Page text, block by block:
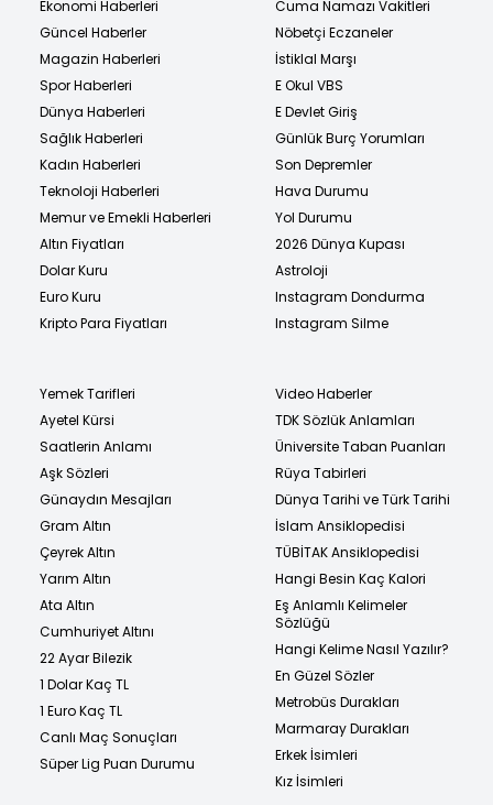
Ekonomi Haberleri
Güncel Haberler
Magazin Haberleri
Spor Haberleri
Dünya Haberleri
Sağlık Haberleri
Kadın Haberleri
Teknoloji Haberleri
Memur ve Emekli Haberleri
Altın Fiyatları
Dolar Kuru
Euro Kuru
Kripto Para Fiyatları
Cuma Namazı Vakitleri
Nöbetçi Eczaneler
İstiklal Marşı
E Okul VBS
E Devlet Giriş
Günlük Burç Yorumları
Son Depremler
Hava Durumu
Yol Durumu
2026 Dünya Kupası
Astroloji
Instagram Dondurma
Instagram Silme
Yemek Tarifleri
Ayetel Kürsi
Saatlerin Anlamı
Aşk Sözleri
Günaydın Mesajları
Gram Altın
Çeyrek Altın
Yarım Altın
Ata Altın
Cumhuriyet Altını
22 Ayar Bilezik
1 Dolar Kaç TL
1 Euro Kaç TL
Canlı Maç Sonuçları
Süper Lig Puan Durumu
Video Haberler
TDK Sözlük Anlamları
Üniversite Taban Puanları
Rüya Tabirleri
Dünya Tarihi ve Türk Tarihi
İslam Ansiklopedisi
TÜBİTAK Ansiklopedisi
Hangi Besin Kaç Kalori
Eş Anlamlı Kelimeler
Sözlüğü
Hangi Kelime Nasıl Yazılır?
En Güzel Sözler
Metrobüs Durakları
Marmaray Durakları
Erkek İsimleri
Kız İsimleri